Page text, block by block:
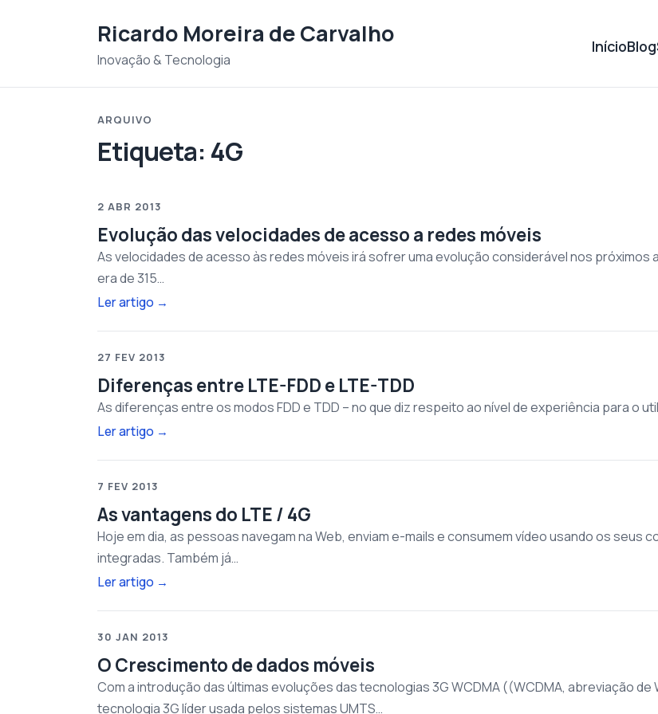
Ricardo Moreira de Carvalho
Inovação & Tecnologia
InícioBlog
ARQUIVO
Etiqueta: 4G
2 ABR 2013
Evolução das velocidades de acesso a redes móveis
As velocidades de acesso às redes móveis irá sofrer uma evolução considerável nos próximos
era de 315…
Ler artigo →
27 FEV 2013
Diferenças entre LTE-FDD e LTE-TDD
As diferenças entre os modos FDD e TDD – no que diz respeito ao nível de experiência para o
Ler artigo →
7 FEV 2013
As vantagens do LTE / 4G
Hoje em dia, as pessoas navegam na Web, enviam e-mails e consumem vídeo usando os seus
integradas. Também já…
Ler artigo →
30 JAN 2013
O Crescimento de dados móveis
Com a introdução das últimas evoluções das tecnologias 3G WCDMA ((WCDMA, abreviação
tecnologia 3G líder usada pelos sistemas UMTS…